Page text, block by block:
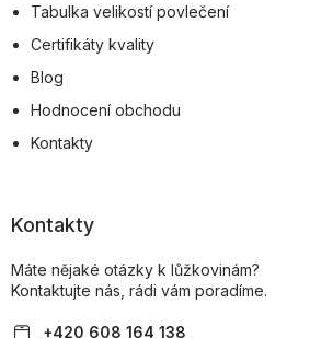
Tabulka velikostí povlečení
Certifikáty kvality
Blog
Hodnocení obchodu
Kontakty
Kontakty
Máte nějaké otázky k lůžkovinám?
Kontaktujte nás, rádi vám poradíme.
+420 608 164 138